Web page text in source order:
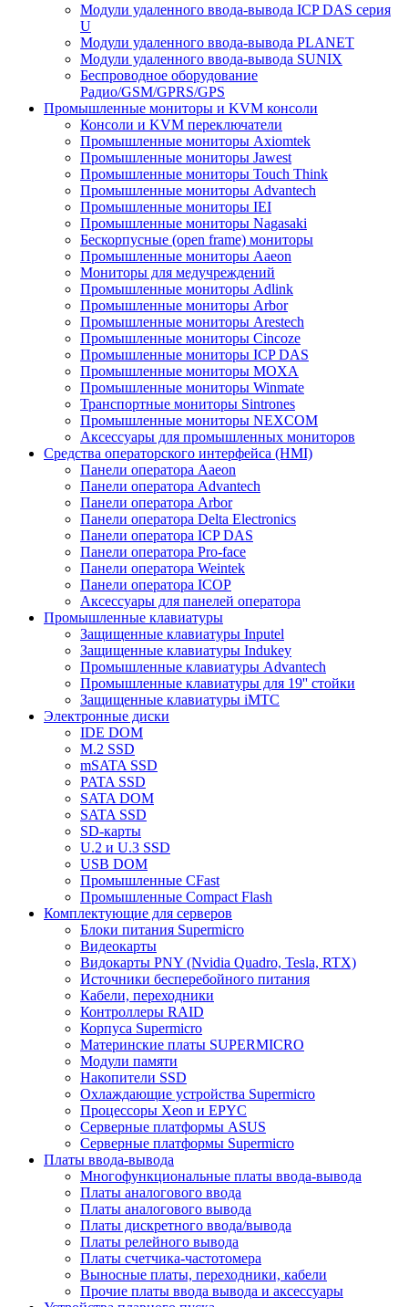
Модули удаленного ввода-вывода ICP DAS серия
U
Модули удаленного ввода-вывода PLANET
Модули удаленного ввода-вывода SUNIX
Беспроводное оборудование
Радио/GSM/GPRS/GPS
Промышленные мониторы и KVM консоли
Консоли и KVM переключатели
Промышленные мониторы Axiomtek
Промышленные мониторы Jawest
Промышленные мониторы Touch Think
Промышленные мониторы Advantech
Промышленные мониторы IEI
Промышленные мониторы Nagasaki
Бескорпусные (open frame) мониторы
Промышленные мониторы Aaeon
Мониторы для медучреждений
Промышленные мониторы Adlink
Промышленные мониторы Arbor
Промышленные мониторы Arestech
Промышленные мониторы Cincoze
Промышленные мониторы ICP DAS
Промышленные мониторы MOXA
Промышленные мониторы Winmate
Транспортные мониторы Sintrones
Промышленные мониторы NEXCOM
Аксессуары для промышленных мониторов
Средства операторского интерфейса (HMI)
Панели оператора Aaeon
Панели оператора Advantech
Панели оператора Arbor
Панели оператора Delta Electronics
Панели оператора ICP DAS
Панели оператора Pro-face
Панели оператора Weintek
Панели оператора ICOP
Аксессуары для панелей оператора
Промышленные клавиатуры
Защищенные клавиатуры Inputel
Защищенные клавиатуры Indukey
Промышленные клавиатуры Advantech
Промышленные клавиатуры для 19'' стойки
Защищенные клавиатуры iMTC
Электронные диски
IDE DOM
M.2 SSD
mSATA SSD
PATA SSD
SATA DOM
SATA SSD
SD-карты
U.2 и U.3 SSD
USB DOM
Промышленные CFast
Промышленные Compact Flash
Комплектующие для серверов
Блоки питания Supermicro
Видеокарты
Видокарты PNY (Nvidia Quadro, Tesla, RTX)
Источники бесперебойного питания
Кабели, переходники
Контроллеры RAID
Корпуса Supermicro
Материнские платы SUPERMICRO
Модули памяти
Накопители SSD
Охлаждающие устройства Supermicro
Процессоры Xeon и EPYC
Серверные платформы ASUS
Серверные платформы Supermicro
Платы ввода-вывода
Многофункциональные платы ввода-вывода
Платы аналогового ввода
Платы аналогового вывода
Платы дискретного ввода/вывода
Платы релейного вывода
Платы счетчика-частотомера
Выносные платы, переходники, кабели
Прочие платы ввода вывода и аксессуары